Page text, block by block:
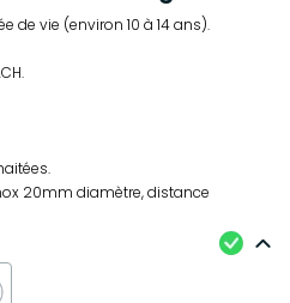
de vie (environ 10 à 14 ans).
20mm diamètre, distance